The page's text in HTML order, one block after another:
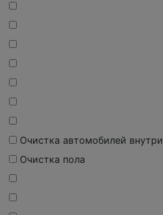
Очистка автомобилей внутри
Очистка пола